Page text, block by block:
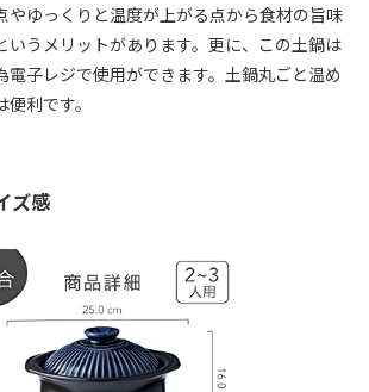
やゆっくりと温度が上がる点から食材の旨味
いうメリットがあります。更に、この土鍋は
電子レジで使用ができます。土鍋丸ごと温め
利です。
ズ感